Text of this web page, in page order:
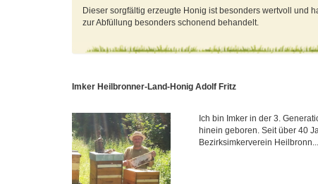
Dieser sorgfältig erzeugte Honig ist besonders wertvoll und
zur Abfüllung besonders schonend behandelt.
Imker Heilbronner-Land-Honig Adolf Fritz
Ich bin Imker in der 3.
hinein geboren. Seit über 40
Bezirksimkerverein Heilbronn...